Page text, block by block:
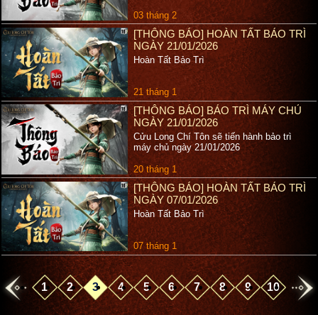
03 tháng 2
[THÔNG BÁO] HOÀN TẤT BẢO TRÌ
NGÀY 21/01/2026
Hoàn Tất Bảo Trì
21 tháng 1
[THÔNG BÁO] BẢO TRÌ MÁY CHỦ
NGÀY 21/01/2026
Cửu Long Chí Tôn sẽ tiến hành bảo trì
máy chủ ngày 21/01/2026
20 tháng 1
[THÔNG BÁO] HOÀN TẤT BẢO TRÌ
NGÀY 07/01/2026
Hoàn Tất Bảo Trì
07 tháng 1
1 2 3 4 5 6 7 8 9 10